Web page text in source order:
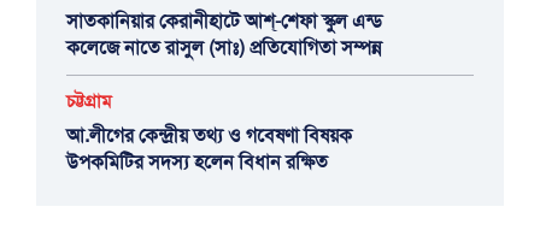
সাতকানিয়ার কেরানীহাটে আশ্-শেফা স্কুল এন্ড
কলেজে নাতে রাসুল (সাঃ) প্রতিযোগিতা সম্পন্ন
চট্টগ্রাম
আ.লীগের কেন্দ্রীয় তথ্য ও গবেষণা বিষয়ক
উপকমিটির সদস্য হলেন বিধান রক্ষিত